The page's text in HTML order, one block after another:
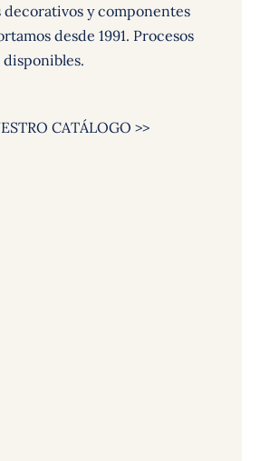
decorativos y componentes
desde 1991. Procesos
CATÁLOGO >>